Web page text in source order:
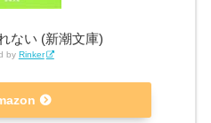
ない (新潮文庫)
by Rinker